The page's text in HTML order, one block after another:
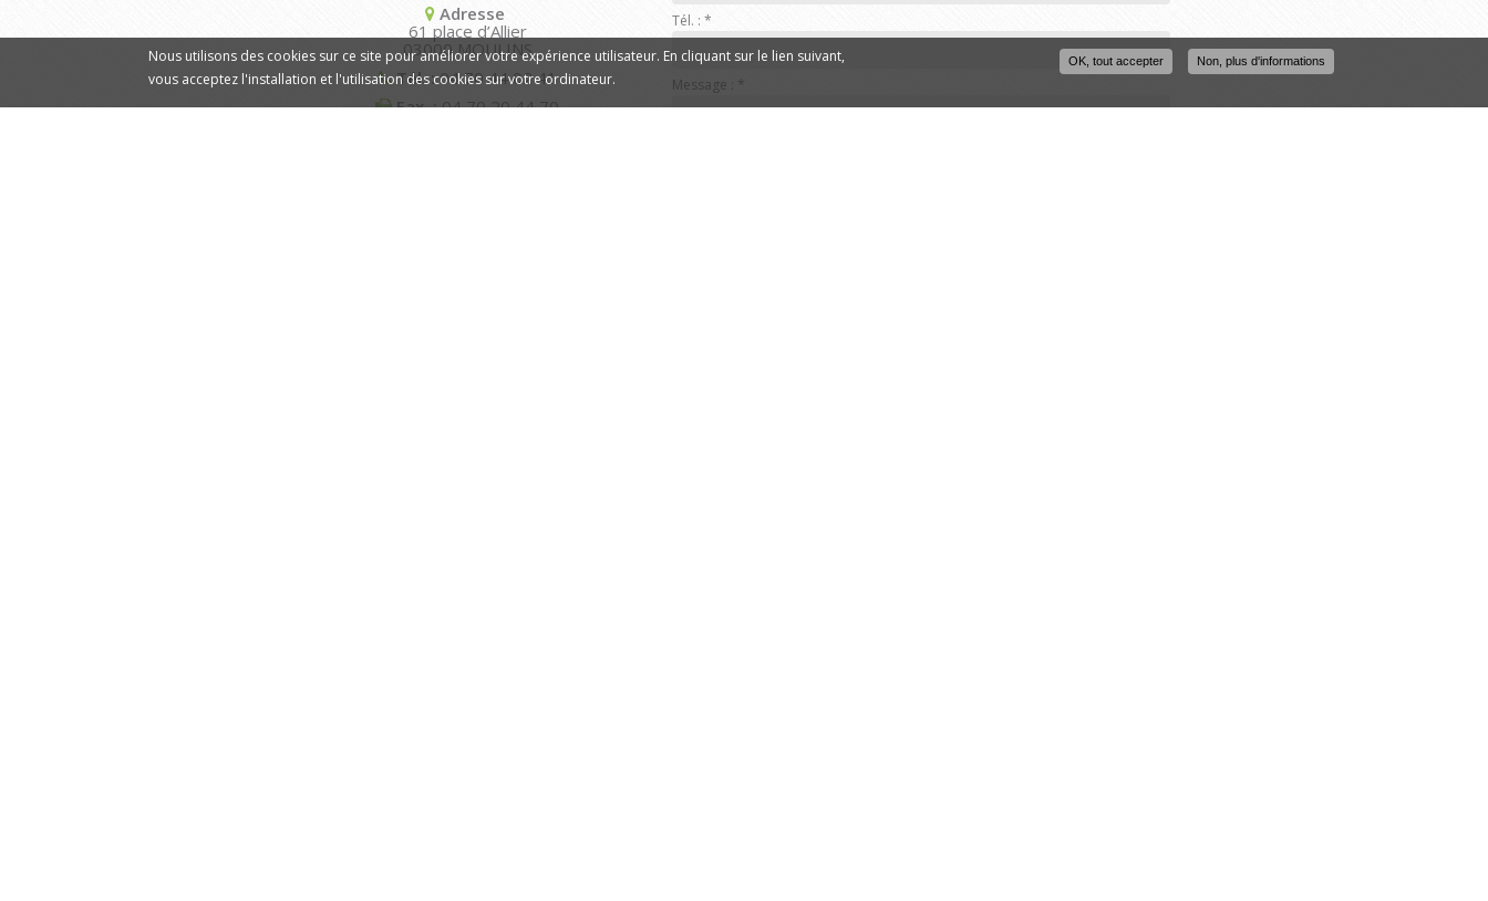
Adresse
61 place d’Allier
03000 MOULINS
Tél. :04 70 44 02 41
Fax. :04 70 20 44 70
Tél. : *
Message : *
Nous utilisons des cookies sur ce site pour améliorer votre expérience utilisateur. En cliquant sur le lien suivant,
vous acceptez l'installation et l'utilisation des cookies sur votre ordinateur.
OK, tout accepter Non, plus d'informations